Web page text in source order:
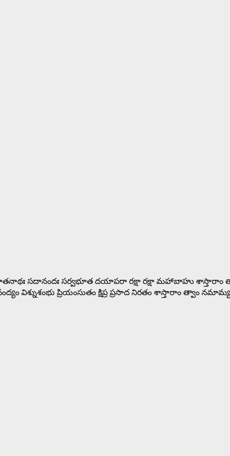
ఓం భూతనాథః సదానందః సర్వభూత దయాపరా రక్షా రక్షా మహాబాహు
విశ్నుశంభు ప్రియంసుతం క్షిప్ర ప్రసాద నిరతం శాస్తారాం త్వాం